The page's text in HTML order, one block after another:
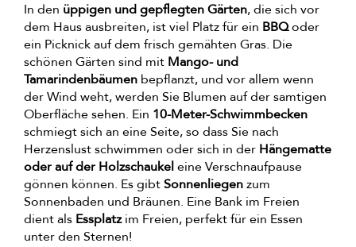
In den üppigen und gepflegten Gärten, die sich vor
dem Haus ausbreiten, ist viel Platz für ein BBQoder
ein Picknick auf dem frisch gemähten Gras. Die
schönen Gärten sind mit Mango- und
Tamarindenbäumen bepflanzt, und vor allem wenn
der Wind weht, werden Sie Blumen auf der samtigen
Oberfläche sehen. Ein 10-Meter-Schwimmbecken
schmiegt sich an eine Seite, so dass Sie nach
Herzenslust schwimmen oder sich in der Hängematte
oder auf der Holzschaukeleine Verschnaufpause
gönnen können. Es gibtSonnenliegenzum
Sonnenbaden und Bräunen. Eine Bank im Freien
dient als Essplatzim Freien, perfekt für ein Essen
unter den Sternen!